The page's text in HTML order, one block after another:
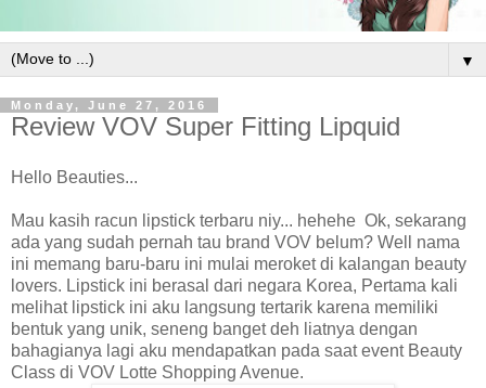
▼
Monday, June 27, 2016
Review VOV Super Fitting Lipquid
Hello Beauties...
Mau kasih racun lipstick terbaru niy... hehehe Ok, sekarang
ada yang sudah pernah tau brand VOV belum? Well nama
ini memang baru-baru ini mulai meroket di kalangan beauty
lovers. Lipstick ini berasal dari negara Korea, Pertama kali
melihat lipstick ini aku langsung tertarik karena memiliki
bentuk yang unik, seneng banget deh liatnya dengan
bahagianya lagi aku mendapatkan pada saat event Beauty
Class di VOV Lotte Shopping Avenue.